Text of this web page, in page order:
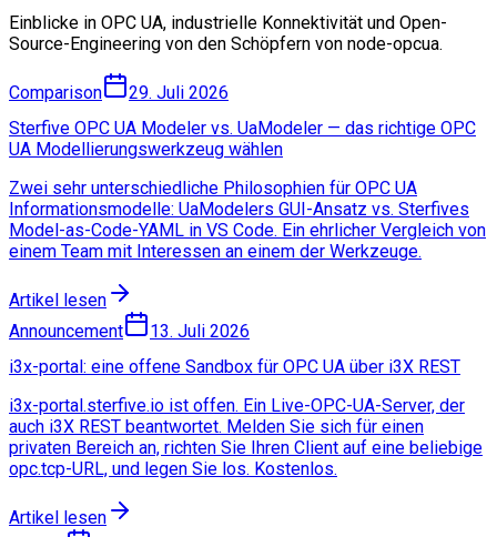
Einblicke in OPC UA, industrielle Konnektivität und Open-
Source-Engineering von den Schöpfern von node-opcua.
Comparison
29. Juli 2026
Sterfive OPC UA Modeler vs. UaModeler — das richtige OPC
UA Modellierungswerkzeug wählen
Zwei sehr unterschiedliche Philosophien für OPC UA
Informationsmodelle: UaModelers GUI-Ansatz vs. Sterfives
Model-as-Code-YAML in VS Code. Ein ehrlicher Vergleich von
einem Team mit Interessen an einem der Werkzeuge.
Artikel lesen
Announcement
13. Juli 2026
i3x-portal: eine offene Sandbox für OPC UA über i3X REST
i3x-portal.sterfive.io ist offen. Ein Live-OPC-UA-Server, der
auch i3X REST beantwortet. Melden Sie sich für einen
privaten Bereich an, richten Sie Ihren Client auf eine beliebige
opc.tcp-URL, und legen Sie los. Kostenlos.
Artikel lesen